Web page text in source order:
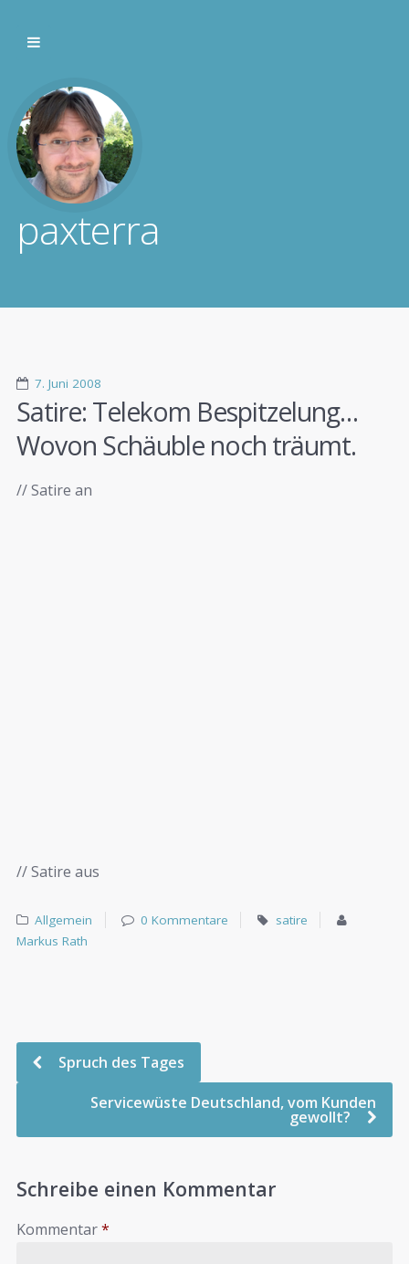
paxterra
7. Juni 2008
Satire: Telekom Bespitzelung…
Wovon Schäuble noch träumt.
// Satire an
// Satire aus
Allgemein 0 Kommentare
satire
Markus Rath
Spruch des Tages
Servicewüste Deutschland, vom Kunden
gewollt?
Schreibe einen Kommentar
Kommentar*